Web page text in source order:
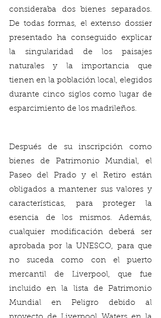
consideraba dos bienes separados.
De todas formas, el extenso dossier
presentado ha conseguido explicar
la singularidad de los paisajes
naturales y la importancia que
tienen en la población local, elegidos
durante cinco siglos como lugar de
esparcimiento de los madrileños.
Después de su inscripción como
bienes de Patrimonio Mundial, el
Paseo del Prado y el Retiro están
obligados a mantener sus valores y
características, para proteger la
esencia de los mismos. Además,
cualquier modificación deberá ser
aprobada por la UNESCO, para que
no suceda como con el puerto
mercantil de Liverpool, que fue
incluido en la lista de Patrimonio
Mundial en Peligro debido al